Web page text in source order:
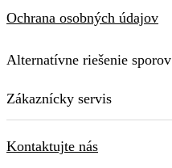
Ochrana osobných údajov
Alternatívne riešenie sporov
Zákaznícky servis
Kontaktujte nás